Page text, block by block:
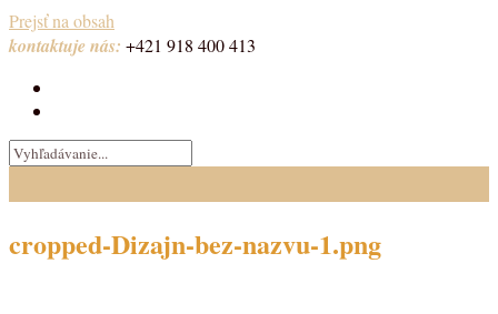
Prejsť na obsah
kontaktuje nás: +421 918 400 413
cropped-Dizajn-bez-nazvu-1.png